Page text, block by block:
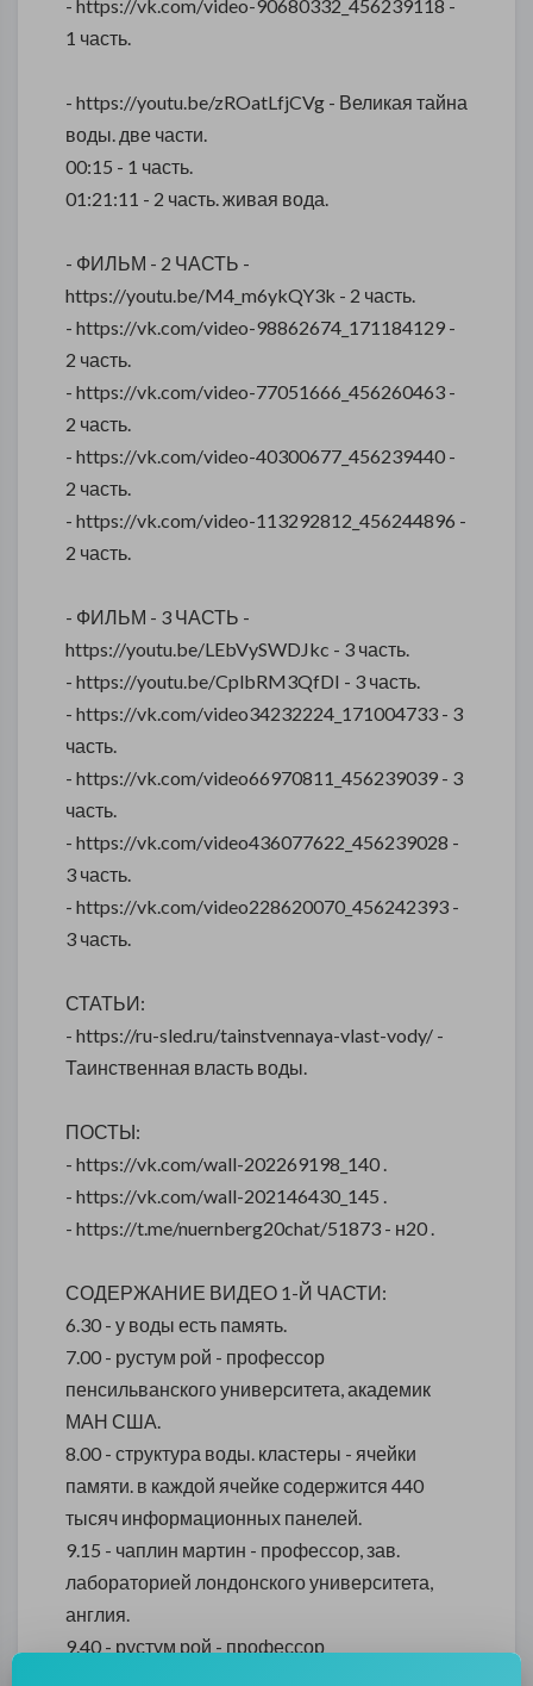
- https://vk.com/video-90680332_456239118 -
1 часть.
- https://youtu.be/zROatLfjCVg - Великая тайна
воды. две части.
00:15 - 1 часть.
01:21:11 - 2 часть. живая вода.
- ФИЛЬМ - 2 ЧАСТЬ -
https://youtu.be/M4_m6ykQY3k - 2 часть.
- https://vk.com/video-98862674_171184129 -
2 часть.
- https://vk.com/video-77051666_456260463 -
2 часть.
- https://vk.com/video-40300677_456239440 -
2 часть.
- https://vk.com/video-113292812_456244896 -
2 часть.
- ФИЛЬМ - 3 ЧАСТЬ -
https://youtu.be/LEbVySWDJkc - 3 часть.
- https://youtu.be/CplbRM3QfDI - 3 часть.
- https://vk.com/video34232224_171004733 - 3
часть.
- https://vk.com/video66970811_456239039 - 3
часть.
- https://vk.com/video436077622_456239028 -
3 часть.
- https://vk.com/video228620070_456242393 -
3 часть.
СТАТЬИ:
- https://ru-sled.ru/tainstvennaya-vlast-vody/ -
Таинственная власть воды.
ПОСТЫ:
- https://vk.com/wall-202269198_140 .
- https://vk.com/wall-202146430_145 .
- https://t.me/nuernberg20chat/51873 - н20 .
СОДЕРЖАНИЕ ВИДЕО 1-Й ЧАСТИ:
6.30 - у воды есть память.
7.00 - рустум рой - профессор
пенсильванского университета, академик
МАН США.
8.00 - структура воды. кластеры - ячейки
памяти. в каждой ячейке содержится 440
тысяч информационных панелей.
9.15 - чаплин мартин - профессор, зав.
лабораторией лондонского университета,
англия.
9.40 - рустум рой - профессор